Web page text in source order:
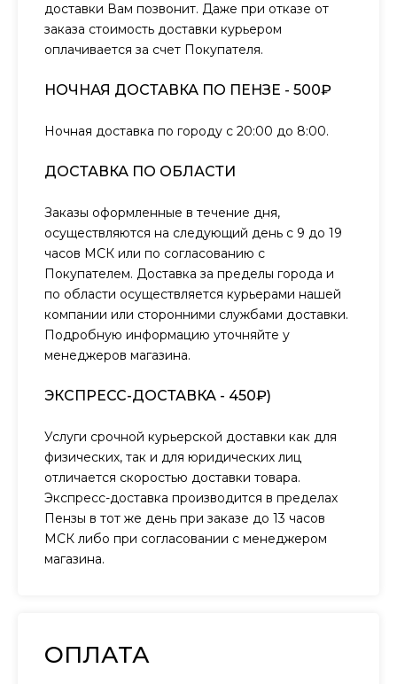
доставки Вам позвонит. Даже при отказе от
заказа стоимость доставки курьером
оплачивается за счет Покупателя.
НОЧНАЯ ДОСТАВКА ПО ПЕНЗЕ - 500₽
Ночная доставка по городу с 20:00 до 8:00.
ДОСТАВКА ПО ОБЛАСТИ
Заказы оформленные в течение дня,
осуществляются на следующий день с 9 до 19
часов МСК или по согласованию с
Покупателем. Доставка за пределы города и
по области осуществляется курьерами нашей
компании или сторонними службами доставки.
Подробную информацию уточняйте у
менеджеров магазина.
ЭКСПРЕСС-ДОСТАВКА - 450₽)
Услуги срочной курьерской доставки как для
физических, так и для юридических лиц
отличается скоростью доставки товара.
Экспресс-доставка производится в пределах
Пензы в тот же день при заказе до 13 часов
МСК либо при согласовании с менеджером
магазина.
ОПЛАТА